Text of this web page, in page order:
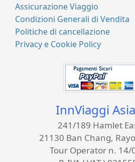
Assicurazione Viaggio
Condizioni Generali di Vendita
Politiche di cancellazione
Privacy e Cookie Policy
InnViaggi
241/189 Hamlet
21130 Ban Chang,
Tour Operator n. 14/